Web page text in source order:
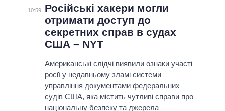
10:59
Російські хакери могли
отримати доступ до
секретних справ в судах
США – NYT
Американські слідчі виявили ознаки участі
росії у недавньому зламі системи
управління документами федеральних
судів США, яка містить чутливі справи про
національну безпеку та джерела